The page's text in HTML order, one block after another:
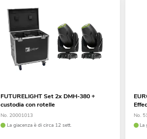
FUTURELIGHT Set 2x DMH-380 +
custodia con rotelle
No. 20001013
La giacenza è di circa 12 sett.
No.
La